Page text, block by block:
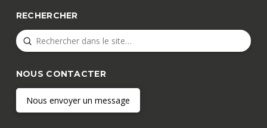
RECHERCHER
Search
Submit
NOUS CONTACTER
Nous envoyer un message